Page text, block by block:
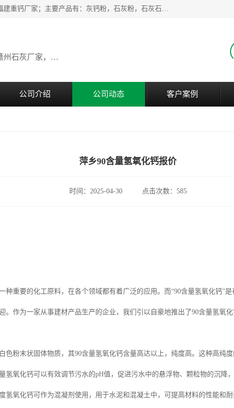
瑞金桂生建材公司一家专业从事建材产品经营研发、生产、销售为一体的福建重钙厂家；主要产品有：灰钙粉，石灰粉，石灰石，生石灰，熟石灰，氧化钙，重钙粉，氢氧化钙，农田石灰，畜牧业用石灰等。欢迎新老客户来电咨询！
广东石灰厂家，福建石灰厂家，江西石灰厂家，赣州石灰厂家，东莞石灰厂家
公司介绍 公司动态 客户案例
萍乡90含量氢氧化钙报价
时间：2025-04-30 点击次数：585
种重要的化工原料，在各个领域都有着广泛的应用。而“90含量氢氧化钙”
。作为一家从事建材产品生产的企业，我们引以自豪地推出了90含量氢氧
色粉末状固体物质，其90含量氢氧化钙含量高达以上，纯度高。这种高纯
氢氧化钙可以有效调节污水的pH值，促进污水中的悬浮物、颗粒物的沉降
氢氧化钙可作为混凝剂使用，用于水泥和混凝土中，可提高材料的性能和